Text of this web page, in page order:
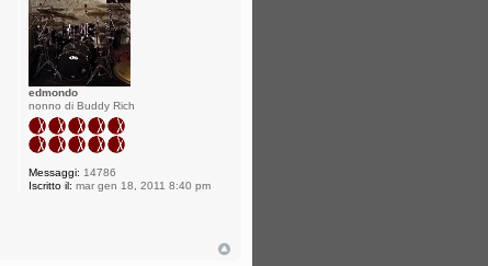
edmondo
nonno di Buddy Rich
Messaggi: 14786
Iscritto il: mar gen 18, 2011 8:40 pm